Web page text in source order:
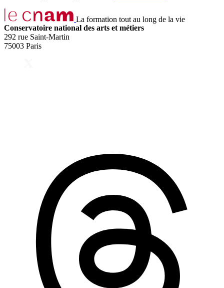
La formation tout au long de la vie
Conservatoire national des arts et métiers
292 rue Saint-Martin
75003 Paris